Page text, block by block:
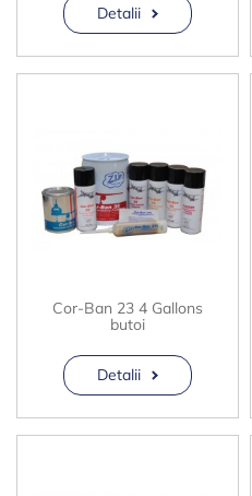
Detalii
Cor-Ban 23 4 Gallons
butoi
Detalii